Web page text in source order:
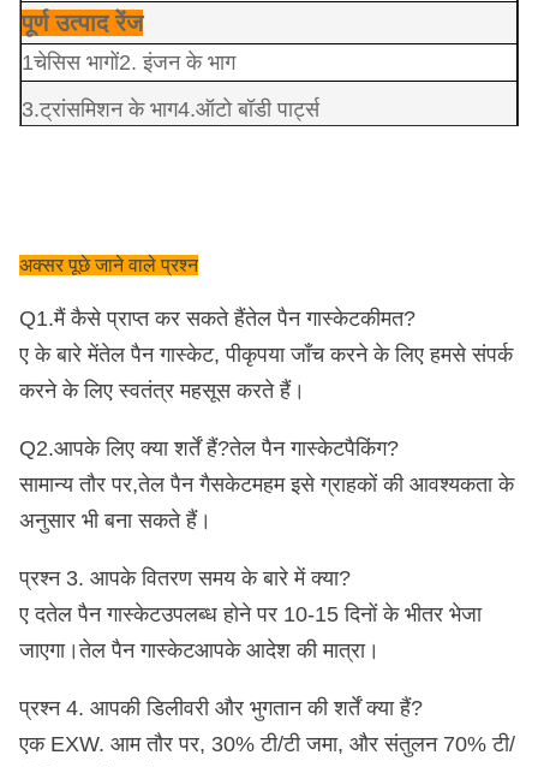
पूर्ण उत्पाद रेंज
1चेसिस भागों2. इंजन के भाग
3.ट्रांसमिशन के भाग4.ऑटो बॉडी पार्ट्स
9स्टीयरिंग पार्ट्स 10. क्लच पार्ट्स
11.विद्युत भागों और स्विच 12.केबिन के भाग
हम मुख्य रूप से
ISUZU/HONDA/JMC/MAZDA/TOYOTA/FORD
पूर्ण ऑटो पार्ट्स के साथ काम करते हैं।यदि आपके पास एक
अनुरूप मॉडल भागों की जरूरत है, तो आप किसी भी समय
अक्सर पूछे जाने वाले प्रश्न
Q1.मैं कैसे प्राप्त कर सकते हैंतेल पैन गास्केटकीमत?
ए के बारे मेंतेल पैन गास्केट, पीकृपया जाँच करने के लिए हमसे संपर्क
करने के लिए स्वतंत्र महसूस करते हैं।
Q2.आपके लिए क्या शर्तें हैं?तेल पैन गास्केटपैकिंग?
सामान्य तौर पर,तेल पैन गैसकेटमहम इसे ग्राहकों की आवश्यकता के
अनुसार भी बना सकते हैं।
प्रश्न 3. आपके वितरण समय के बारे में क्या?
ए दतेल पैन गास्केटउपलब्ध होने पर 10-15 दिनों के भीतर भेजा
जाएगा।तेल पैन गास्केटआपके आदेश की मात्रा।
प्रश्न 4. आपकी डिलीवरी और भुगतान की शर्तें क्या हैं?
एक EXW. आम तौर पर, 30% टी/टी जमा, और संतुलन 70% टी/